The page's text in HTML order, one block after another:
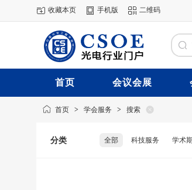
收藏本页 手机版 二维码
首页 会议会展
首页 > 学会服务 > 搜索
分类 全部 科技服务 学术